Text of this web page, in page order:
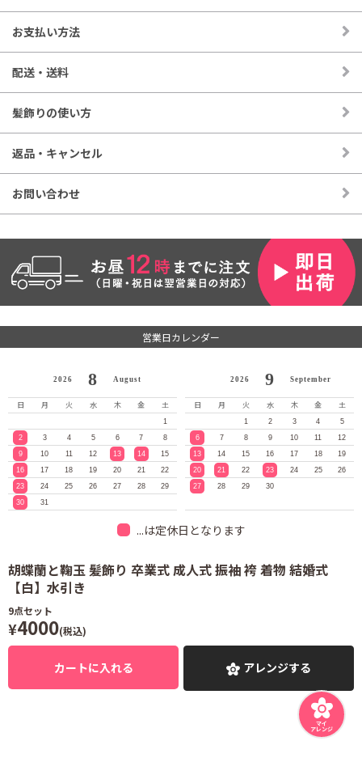
お支払い方法
配送・送料
髪飾りの使い方
返品・キャンセル
お問い合わせ
営業日カレンダー
2026 8 August
日 月 火 水 木 金 土
1
2
3 4 5 6 7
8
9
10 11 12 13 14
15
16
17 18 19 20 21
22
23
24 25 26 27 28
29
30
31
2026 9 September
日 月 火 水 木 金 土
1 2 3 4
5
6
7 8 9 10 11
12
13
14 15 16 17 18
19
20
21 22 23 24 25
26
27
28 29 30
...は定休日となります
胡蝶蘭と鞠玉 髪飾り 卒業式 成人式 振袖 袴 着物 結婚式
【白】水引き
9点セット
¥4000(税込)
アレンジする
カートに入れる
マイ
アレンジ